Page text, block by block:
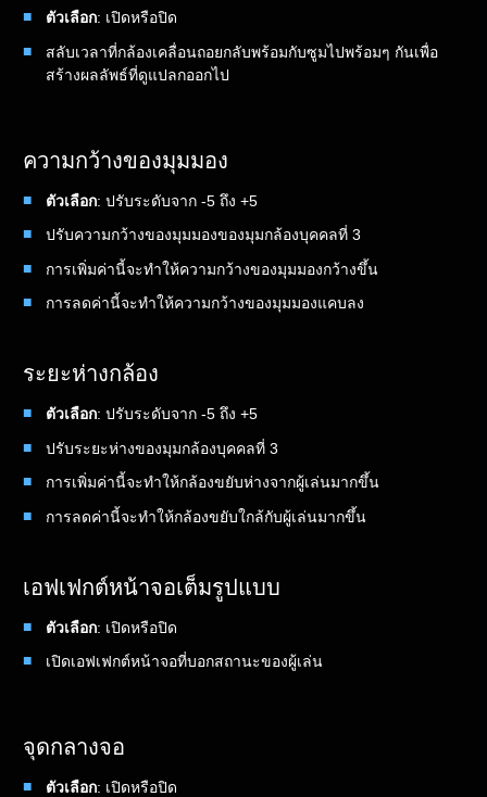
ตัวเลือก: เปิดหรือปิด
สลับเวลาที่กล้องเคลื่อนถอยกลับพร้อมกับซูมไปพร้อมๆ กันเพื่อ
สร้างผลลัพธ์ที่ดูแปลกออกไป
ความกว้างของมุมมอง
ตัวเลือก: ปรับระดับจาก -5 ถึง +5
ปรับความกว้างของมุมมองของมุมกล้องบุคคลที่ 3
การเพิ่มค่านี้จะทำให้ความกว้างของมุมมองกว้างขึ้น
การลดค่านี้จะทำให้ความกว้างของมุมมองแคบลง
ระยะห่างกล้อง
ตัวเลือก: ปรับระดับจาก -5 ถึง +5
ปรับระยะห่างของมุมกล้องบุคคลที่ 3
การเพิ่มค่านี้จะทำให้กล้องขยับห่างจากผู้เล่นมากขึ้น
การลดค่านี้จะทำให้กล้องขยับใกล้กับผู้เล่นมากขึ้น
เอฟเฟกต์หน้าจอเต็มรูปแบบ
ตัวเลือก: เปิดหรือปิด
เปิดเอฟเฟกต์หน้าจอที่บอกสถานะของผู้เล่น
จุดกลางจอ
ตัวเลือก: เปิดหรือปิด